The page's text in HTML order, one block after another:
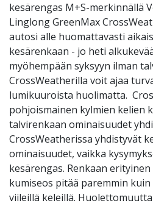
kesärengas M+S-merkinnällä
Linglong GreenMax
autosi alle huomattavasti
kesärenkaan - jo heti
myöhempään syksyyn ilman
CrossWeatherilla voit ajaa
lumikuuroista huolimatta.
pohjoismainen kylmien kelien
talvirenkaan ominaisuudet
CrossWeatherissa yhdistyvät
ominaisuudet, vaikka
kesärengas. Renkaan
kumiseos pitää paremmin
viileillä keleillä.